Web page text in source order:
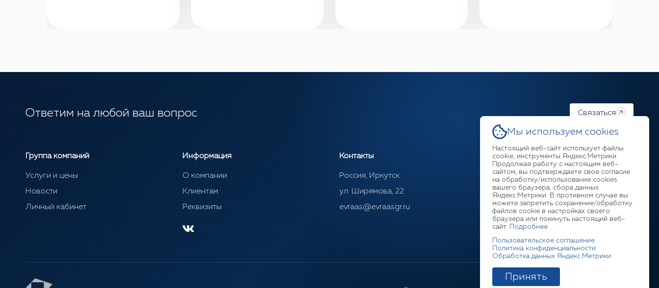
Ответим на любой ваш вопрос Связаться
Группа компаний
Услуги и цены
Новости
Личный кабинет
Информация
О компании
Клиентам
Реквизиты
Контакты
Россия, Иркутск
ул. Ширямова, 22
evraas@evraasgr.ru
Ответим на любой ваш
вопрос
+7 (3952) 211-377
Мы используем cookies
Настоящий веб-сайт использует файлы
cookie, инструменты Яндекс.Метрики.
Продолжая работу с настоящим веб-
сайтом, вы подтверждаете свое согласие
на обработку/использование cookies
вашего браузера, сбора данных
Яндекс.Метрики. В противном случае вы
можете запретить сохранение/обработку
файлов cookie в настройках своего
браузера или покинуть настоящий веб-
сайт.
Подробнее
Пользовательское соглашение
Политика конфиденциальности
Обработка данных Яндекс.Метрики
Принять